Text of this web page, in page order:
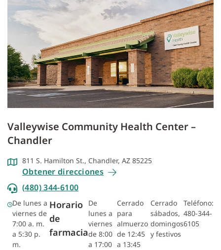
Valleywise Community Health Center –
Chandler
811 S. Hamilton St., Chandler, AZ 85225
Obtener direcciones
(480) 344-6100
De lunes a
viernes de
7:00 a. m.
a 5:30 p.
m.
Horario
de
farmacia
De
lunes a
viernes
de 8:00
a 17:00
Cerrado
para
almuerzo
de 12:45
a 13:45
Cerrado
sábados,
domingos
y festivos
Teléfono:
480-344-
6105